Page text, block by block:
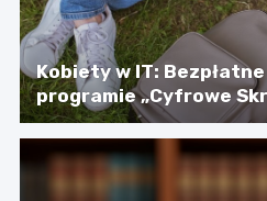
Kobiety w IT:
programie „Cyfrowe